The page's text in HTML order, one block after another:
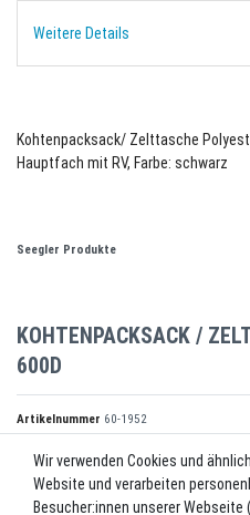
Weitere Details
Kohtenpacksack/ Zelttasche
Hauptfach mit RV, Farbe: schwarz
Seegler Produkte
KOHTENPACKSACK /
600D
Artikelnummer 60-1952
20,00 EUR*
Wir verwenden Cookies und
Website und verarbeiten
Besucher:innen unserer Webseite